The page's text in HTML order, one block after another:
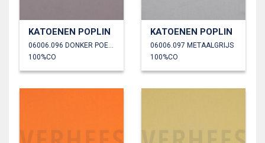
KATOENEN POPLIN
06006.096 DONKER POEDER
100%CO
KATOENEN POPLIN
06006.097 METAALGRIJS
100%CO